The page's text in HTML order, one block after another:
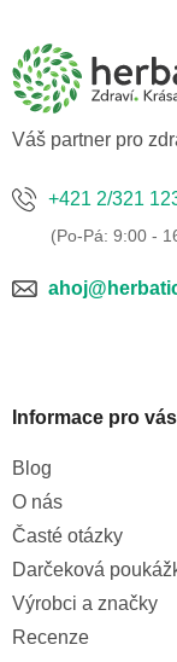
a
Váš partner pro
+421 2/321
Informace pro vás
Blog
O nás
Časté otázky
Darčeková
Výrobci a značky
Recenze